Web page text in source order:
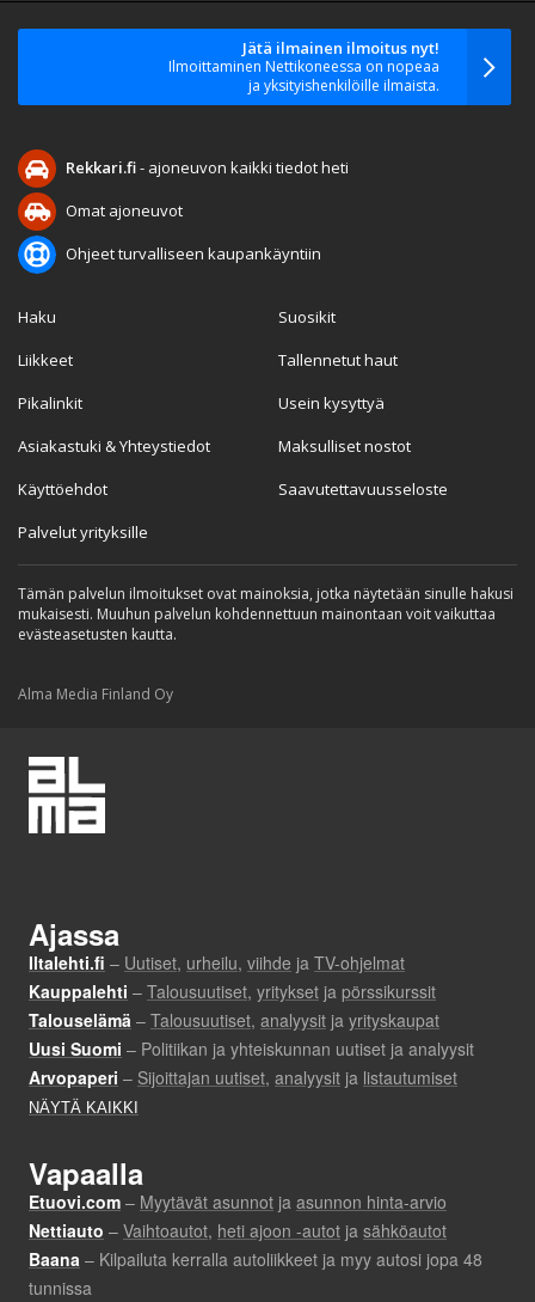
Jätä ilmainen ilmoitus nyt!
Ilmoittaminen Nettikoneessa on nopeaa
ja yksityishenkilöille ilmaista.
Rekkari.fi- ajoneuvon kaikki tiedot heti
Omat ajoneuvot
Ohjeet turvalliseen kaupankäyntiin
Haku
Liikkeet
Pikalinkit
Asiakastuki & Yhteystiedot
Käyttöehdot
Palvelut yrityksille
Suosikit
Tallennetut haut
Usein kysyttyä
Maksulliset nostot
Saavutettavuusseloste
Tämän palvelun ilmoitukset ovat mainoksia, jotka näytetään sinulle hakusi
mukaisesti. Muuhun palvelun kohdennettuun mainontaan voit vaikuttaa
evästeasetusten kautta.
Alma Media Finland Oy